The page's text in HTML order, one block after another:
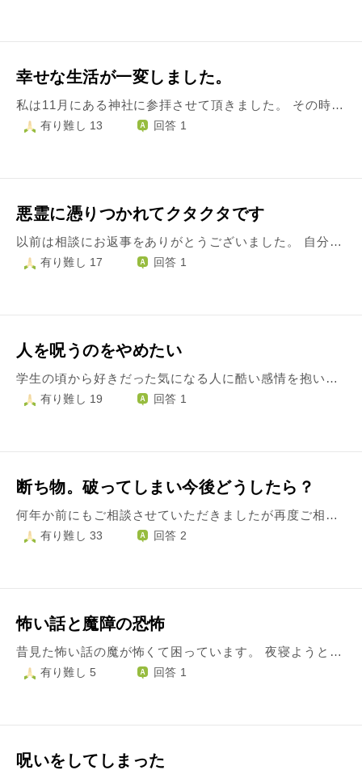
幸せな生活が一変しました。
私は11月にある神社に参拝させて頂きました。 その時山道を歩いていると、右耳に耳鳴りがして風の音みたいな声みたいな感じがして、耳を閉じました。 その話を友達に話したら、その友達の友達に霊感体質の人がいてるから聞いてもらうことにしました。 それでその子から連絡があり聞いてくれた答えを教えてもらいました。 その子が友達に会って、そうそう私の友達が○○神社に行ってと言った時点で、あー怖い怖い寒気すると言ってる時に、一応内容言ったら、その人よくない人やわと言ったらしくて、ものすごく怖くなりました。 私の友達はでも、熱もなく穏やかに過ごしてて、仕事も見つかって楽しそうにしてると言ったら、そしたら持ち帰ってないねんなと言うてたらしくて、気になるようなら毎日塩持っときといわれたらしいです。 その話を聞いて、私は幸せな生活が一変奈落の底に突き落とされました。 もう一日中辛くて怖くて苦しかったです。 でも、もう今は私は幸せだからと忘れることにしました。 その子はすごい強いらしくて、友達の家に来ても、今亡くなったお母さん来てるわって言って、スリッパ履かないからなんでかなと思ってたら、お母さん履くからと言ったり、友達にもあんた今調子悪いやろとか言うらしいです。 神社に行っても、鳥居を両手広げて入って龍神様が歓迎してくれてると言ったり、この木は龍神様が宿ってるとか言って触ったりするらしいです。 取り憑かれて熱出たり、しんどくなってる時もあるけど、自分で対応できるから大丈夫みたいです。 やはり頭からその言葉が抜けずたまに落ち込んだりしますが、なんとか元気出そうと気にしないようにしています。 日々感謝して、気をつけながら生活はしています。 でも何か先に良からぬことがあるのかなと心配しています。 信じるべきですか？ 宜しくお願いします。
有り難し 13 回答 1
悪霊に憑りつかれてクタクタです
以前は相談にお返事をありがとうございました。 自分の家での心霊現象に改善は見られず、クタクタに疲れてしまいました。 夜寝ようと横になり目を閉じれば何かに頬を平手打ちされる、 夜に自分の家の2階に行くと、照明をつけていてもすごく怖い感じがして そそくさと荷物を取って1階に避難する…。 他にも語り尽くせません。 2階の自分の部屋が夜怖くて、リビングに布団を敷いてずっと寝起きしています。 寝る前、心からの感謝や謝罪を続けています。 でも悪霊の仕業に疲れ果ててしまいました。 何もかもどうでもいいと思います。 心霊現象に対して、私が死ななければ収まらないのかと思い 命と引き換えに怖い現象を止めてよと思います。 それこそが悪霊の狙いなのかもしれませんが…。 もう、今夜も乗り切れる気がしません。 こんな私に何かお言葉がありましたらお願い致します。
有り難し 17 回答 1
人を呪うのをやめたい
学生の頃から好きだった気になる人に酷い感情を抱いてしまいます。 一緒に過ごしていた頃から積もり積もって気づけば恨みを抱くようになりました。 今まで人を恨んだりするようなことしたことなかったし、もう恨むのをやめたいです。 人を呪わば穴２つ、良くないことも頭ではわかっています。 でも現実的には突き上げるような怒りが湧いてきて抑えられなくなることがあります。 ちなみに特に何か儀式めいたことをしている訳ではありませんが、強い怒りと共に相手の不幸を願ってしまいます。 もうやめたいです。どうすればいいですか。
有り難し 19 回答 1
断ち物。破ってしまい今後どうしたら？
何年か前にもご相談させていただきましたが再度ご相談させてください。とある断ち祈願が有名な神社で断ち物をして祈願し、気付けば丸6年、7年程経過しておりました。断ち物はお菓子です。元々主人の不倫問題があり、再構築を望んでの断ち祈願でした。再構築の望みは叶い、家族仲良く暮らせております。 ただ、お菓子の断ち祈願というのも社会生活上なかなか難しい所もあり(職場で出されたり訪問先で出される場面も多い為)何年か前に断ち物ではなく月に一度のお参りにさせて下さい、とお参りしたのですが、断ち物をした神社の話として断ち物を破ると本人ではなく家族や周りに災いがおこる、との話があり、それが言い伝えのようになっていて、それが怖くて結局断ち物も月一回のお参りも並行して行ってました。 今回私がコロナに感染し、喉の炎症が酷くゼリー飲料しか飲めなくなり飲んでしまいました。後、上咽頭炎にもなり喉のへばりつき感が酷く過ぎて気が狂いそうになり、感覚を麻痺させる為に強メントール系の飴を食べてしまいました。理由はどうあれ断ち物を破ってしまった事になり、神様からのお怒りと子供達に何か災いが起こってしまったらどうしようと怖くてたまりません。 どのように対処したらよろしいでしょうか？ お参りしお詫びしたら許していただけるでしょうか？ 明日、神社にはお詫びのお参りには行こうと思っています。 他に何かできる事、した方がよい事はありますでしょうか？ まだ体調は完璧に回復はしていないのですが、それ以上に子供達にもし何かあったらと怖くてたまりません。 何かアドバイスをいただけたら幸いです。 どうかよろしくお願いいたします。
有り難し 33 回答 2
怖い話と魔障の恐怖
昔見た怖い話の魔が怖くて困っています。 夜寝ようとしても、眠っている間に襲われたり、憑かれたりしたらどうしようと考えてなかなか夜寝つけません。寝ていたら経などを唱えられず自分を守る術が無いと思ってしまいます。 一応、毎日、祝詞や経などを唱えていて神仏の加護があるとは思っているのですが、その唱えている最中ですら時々その魔が気になって集中できない時もあり、神仏に申し訳ないです。 一度もそんな災いが降りかかった事は無く杞憂であるとわかっているのですが、もしも恐ろしい事が起こったら...と考えてしまいます。 そして恐怖を無くそうとするが余り、怒り、憎しみ、嫌悪、高慢の心を起こしてしまいます これは内面の問題だと思います、恐怖の無い冷静な思考を持ちたいです。 回答よろしくお願いいたします。
有り難し 5 回答 1
呪いをしてしまった